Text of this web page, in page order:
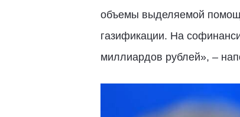
объемы выделяемой
газификации. На
миллиардов рублей», –